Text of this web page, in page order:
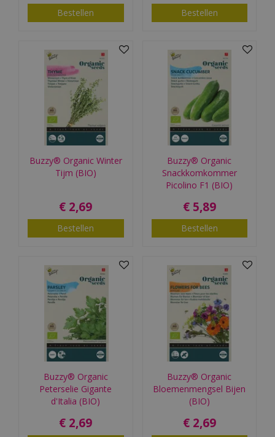
Bestellen Bestellen
Buzzy® Organic Winter
Tijm (BIO)
€ 2,69
Bestellen
Buzzy® Organic
Snackkomkommer
Picolino F1 (BIO)
€ 5,89
Bestellen
Buzzy® Organic
Peterselie Gigante
d'Italia (BIO)
€ 2,69
Buzzy® Organic
Bloemenmengsel Bijen
(BIO)
€ 2,69